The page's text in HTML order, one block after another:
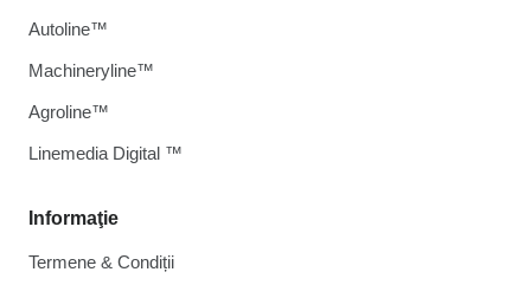
Informaţie
Termene & Condiții
Autoline™
Machineryline™
Agroline™
Linemedia Digital ™